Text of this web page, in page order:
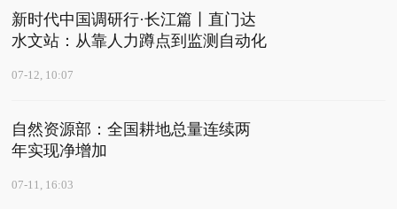
新时代中国调研行·长江篇丨直门达
水文站：从靠人力蹲点到监测自动化
07-12, 10:07
自然资源部：全国耕地总量连续两
年实现净增加
07-11, 16:03